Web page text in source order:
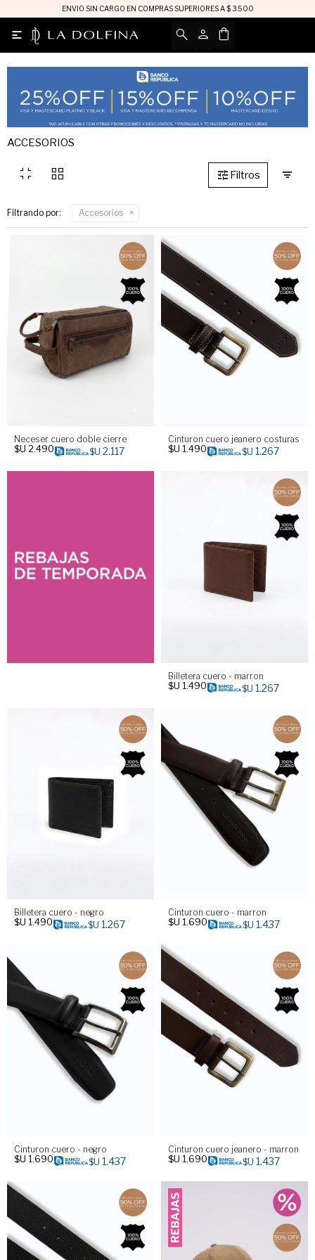
ENVIO SIN CARGO EN COMPRAS SUPERIORES A $ 3.500

ACCESORIOS
fullscreen_exit grid_view
Filtrando por: Accesorios
Neceser cuero doble cierre
$U 2.490 $U 2.117
Cinturon cuero jeanero costuras
$U 1.490 $U 1.267
Billetera cuero - marron
$U 1.490 $U 1.267
Billetera cuero - negro
$U 1.490 $U 1.267
Cinturon cuero - marron
$U 1.690 $U 1.437
Cinturon cuero - negro
$U 1.690 $U 1.437
Cinturon cuero jeanero - marron
$U 1.690 $U 1.437